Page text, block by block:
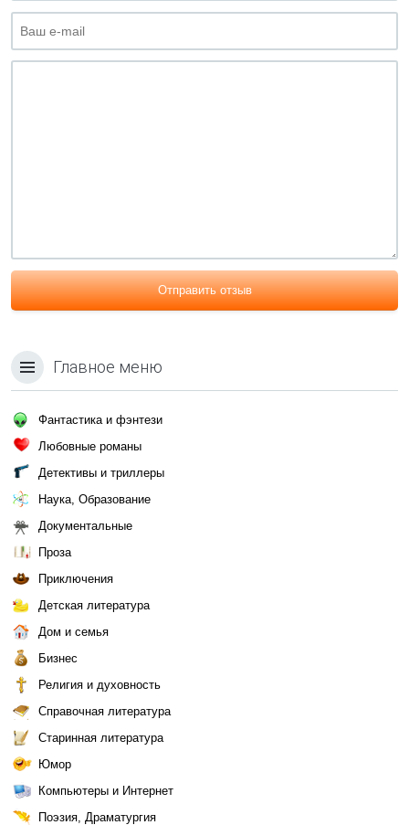
Отправить отзыв
Главное меню
Фантастика и фэнтези
Любовные романы
Детективы и триллеры
Наука, Образование
Документальные
Проза
Приключения
Детская литература
Дом и семья
Бизнес
Религия и духовность
Справочная литература
Старинная литература
Юмор
Компьютеры и Интернет
Поэзия, Драматургия